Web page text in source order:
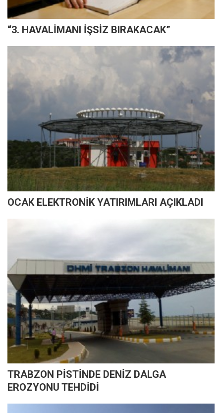
“3. HAVALİMANI İŞSİZ BIRAKACAK”
OCAK ELEKTRONİK YATIRIMLARI AÇIKLADI
TRABZON PİSTİNDE DENİZ DALGA
EROZYONU TEHDİDİ